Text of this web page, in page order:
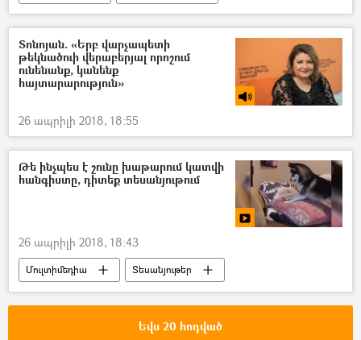
Տոնոյան. «Երբ վարչապետի
թեկնածուի վերաբերյալ որոշում
ունենանք, կանենք
հայտարարություն»
26 ապրիլի 2018, 18:55
Թե ինչպես է շունը խաթարում կատվի
հանգիստը, դիտեք տեսանյութում
26 ապրիլի 2018, 18:43
Մուլտիմեդիա Տեսանյութեր
Եվս 20 հոդված